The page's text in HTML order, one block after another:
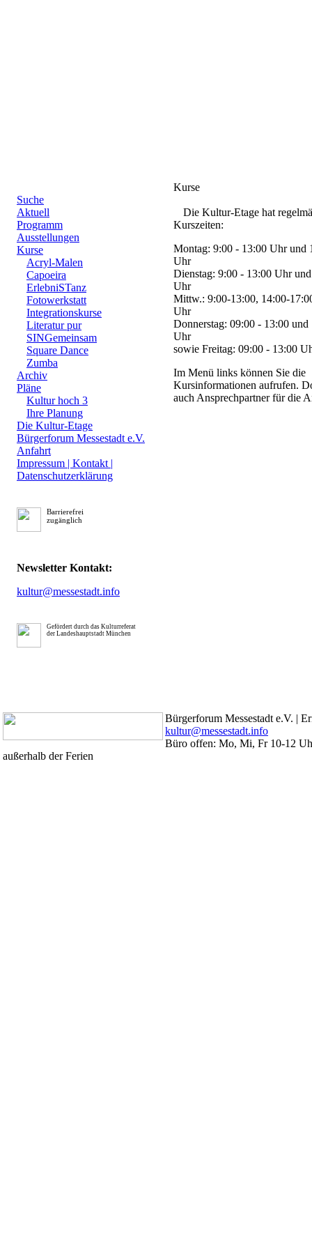
Suche
Aktuell
Programm
Ausstellungen
Kurse
Acryl-Malen
Capoeira
ErlebniSTanz
Fotowerkstatt
Integrationskurse
Literatur pur
SINGemeinsam
Square Dance
Zumba
Archiv
Pläne
Kultur hoch 3
Ihre Planung
Die Kultur-Etage
Bürgerforum Messestadt e.V.
Anfahrt
Impressum | Kontakt |
Datenschutzerklärung
Kurse
Die Kultur-Etage hat
Kurszeiten:
Montag: 9:00 - 13:00 Uhr und
Uhr
Dienstag: 9:00 - 13:00 Uhr
Uhr
Mittw.: 9:00-13:00, 14:00-
Uhr
Donnerstag: 09:00 - 13:00
Uhr
sowie Freitag: 09:00 - 13:00
Im Menü links können Sie die
Kursinformationen aufrufen.
auch Ansprechpartner für die
Barrierefrei
zugänglich
Newsletter Kontakt:
kultur@messestadt.info
Gefördert durch das Kulturreferat
der Landeshauptstadt München
Bürgerforum Messestadt e.V. |
kultur@messestadt.info
Büro offen: Mo, Mi, Fr 10-12
außerhalb der Ferien